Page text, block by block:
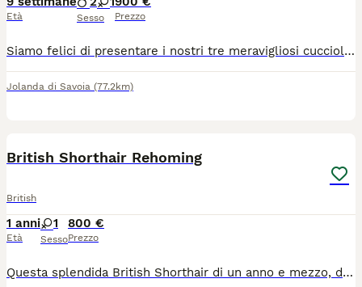
Età Sesso Prezzo
Siamo felici di presentare i nostri tre meravigliosi cuccioli nati il 01/06/2026! Crescono sani, sono super giocherelloni, molto curiosi e hanno già imparato a usare perfettamente la lettiera. I nostri piccoli tesori: 🍦 Maschietto crema silver (cream silver) 🖤 Maschietto nero (black) 💙🦪 Femminuccia blu silver tartaruga (blue silver tortoiseshell) 🏡 Pronti per le nuove famiglie I cuccioli saranno pronti a trasferirsi nella loro nuova casa a partire da settembre. Saranno ceduti con: 💉 Doppia vaccinazione 📍 Microchip inserito 📜 Registrazione ufficiale e pedigree ENFI 📍 Posizione e trasporto Ci troviamo in provincia di Ferrara. Se abitate più lontano, nessun problema! Offriamo la possibilità di organizzare e gestire noi il trasporto in totale sicurezza per portare il cucciolo direttamente da voi. ✨ Contattateci in privato per maggiori informazioni, foto o video e per prenotare il vostro futuro compagno di vita!
Jolanda di Savoia (77.2km)
British Shorthair Rehoming
British
1 anni
Età
1
Sesso
800 €
Prezzo
Questa splendida British Shorthair di un anno e mezzo, dal nome dolcissimo come lei, cerca una nuova famiglia speciale. Hurma è una gatta dal carattere riservato e discreto: non è una gattina che si impone, ma una presenza silenziosa ed elegante che saprà conquistare il vostro cuore con i suoi tempi. Età: 1 anno e mezzo Stato: Già sterilizzata Dieta: Abituata a una dieta mista (umido e secco) Carattere: Timida inizialmente, cerca un ambiente sereno dove potersi sentire al sicuro. Cerchiamo per lei un contesto tranquillo, preferibilmente con persone che conoscano la natura dei British e sappiano rispettare i suoi spazi. Se pensate di essere la famiglia "giusta" per farla sbocciare, contattatemi in privato.